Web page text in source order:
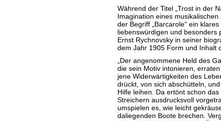
Während der Titel „Trost in der
Imagination eines
der Begriff „Barcarole“ ein
liebenswürdigen und besonders
Ernst Rychnovsky in seiner
dem Jahr 1905 Form und Inhalt
„Der angenommene Held des
die sein Motiv intonieren,
jene Widerwärtigkeiten des
drückt, von sich abschütteln,
Hilfe leihen. Da ertönt schon
Streichern ausdrucksvoll
umspielen es, wie leicht
daliegenden Boote brechen.